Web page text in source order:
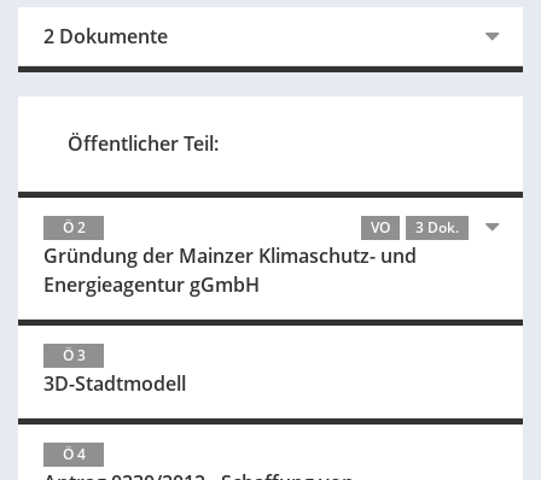
2 Dokumente
Öffentlicher Teil:
Ö 2 VO 3 Dok.
Gründung der Mainzer Klimaschutz- und
Energieagentur gGmbH
Ö 3
3D-Stadtmodell
Ö 4